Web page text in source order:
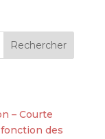
– Courte
des